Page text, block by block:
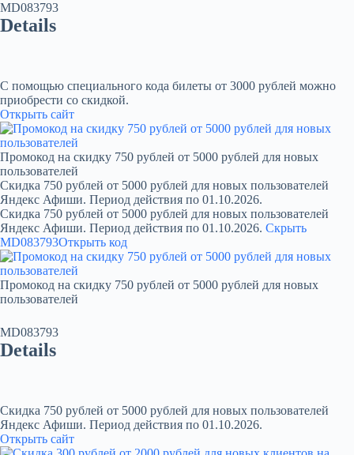
MD083793
Details
С помощью специального кода билеты от 3000 рублей можно
приобрести со скидкой.
Открыть сайт
Промокод на скидку 750 рублей от 5000 рублей для новых
пользователей
Скидка 750 рублей от 5000 рублей для новых пользователей
Яндекс Афиши. Период действия по 01.10.2026.
Скидка 750 рублей от 5000 рублей для новых пользователей
Яндекс Афиши. Период действия по 01.10.2026. Скрыть
MD083793Открыть код
Промокод на скидку 750 рублей от 5000 рублей для новых
пользователей
MD083793
Details
Скидка 750 рублей от 5000 рублей для новых пользователей
Яндекс Афиши. Период действия по 01.10.2026.
Открыть сайт